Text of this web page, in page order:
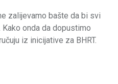
zalijevamo bašte da bi svi
onda da dopustimo
iz inicijative za BHRT.